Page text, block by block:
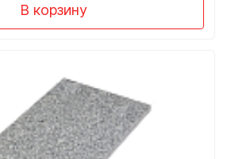
В корзину